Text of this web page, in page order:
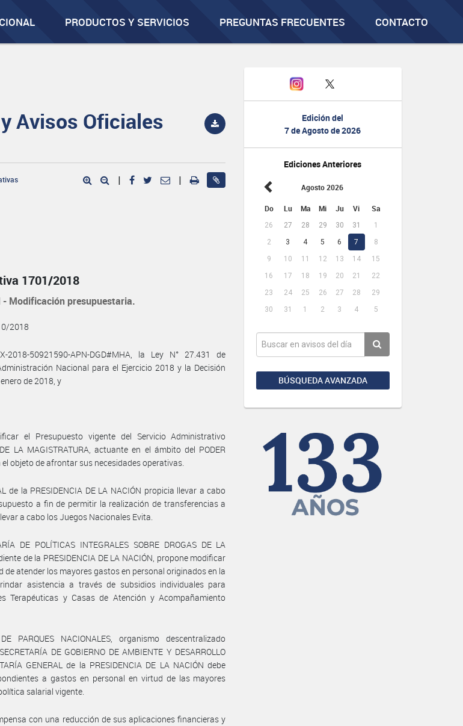
PRODUCTOS Y SERVICIOS PREGUNTAS FRECUENTES CONTACTO
Edición del
7 de Agosto de 2026
Ediciones Anteriores
Agosto 2026
Do Lu Ma Mi Ju Vi Sa
26 27 28 29 30 31
1
2
3 4 5 6 7
8
9
10 11 12 13 14
15
16
17 18 19 20 21
22
23
24 25 26 27 28
29
30
31 1 2 3 4 5
BÚSQUEDA AVANZADA
Avisos Oficiales
| |
1701/2018
- Modificación presupuestaria.
2018
2018-50921590-APN-DGD#MHA, la Ley N° 27.431 de
Nacional para el Ejercicio 2018 y la Decisión
de 2018, y
el Presupuesto vigente del Servicio Administrativo
LA MAGISTRATURA, actuante en el ámbito del PODER
el objeto de afrontar sus necesidades operativas.
de la PRESIDENCIA DE LA NACIÓN propicia llevar a cabo
a fin de permitir la realización de transferencias a
a cabo los Juegos Nacionales Evita.
DE POLÍTICAS INTEGRALES SOBRE DROGAS DE LA
de la PRESIDENCIA DE LA NACIÓN, propone modificar
de atender los mayores gastos en personal originados en la
asistencia a través de subsidios individuales para
Terapéuticas y Casas de Atención y Acompañamiento
PARQUES NACIONALES, organismo descentralizado
DE GOBIERNO DE AMBIENTE Y DESARROLLO
GENERAL de la PRESIDENCIA DE LA NACIÓN debe
a gastos en personal en virtud de las mayores
salarial vigente.
con una reducción de sus aplicaciones financieras y